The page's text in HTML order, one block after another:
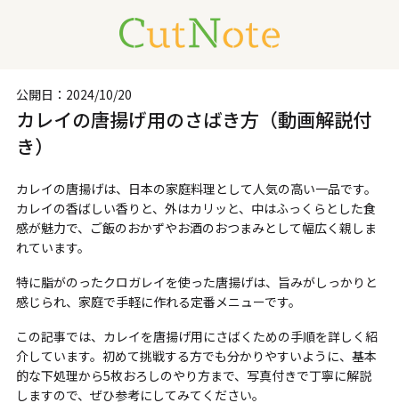
公開日： 2024/10/20
カレイの唐揚げ用のさばき方（動画解説付
き）
カレイの唐揚げは、日本の家庭料理として人気の高い一品です。
カレイの香ばしい香りと、外はカリッと、中はふっくらとした食
感が魅力で、ご飯のおかずやお酒のおつまみとして幅広く親しま
れています。
特に脂がのったクロガレイを使った唐揚げは、旨みがしっかりと
感じられ、家庭で手軽に作れる定番メニューです。
この記事では、カレイを唐揚げ用にさばくための手順を詳しく紹
介しています。初めて挑戦する方でも分かりやすいように、基本
的な下処理から5枚おろしのやり方まで、写真付きで丁寧に解説
しますので、ぜひ参考にしてみてください。